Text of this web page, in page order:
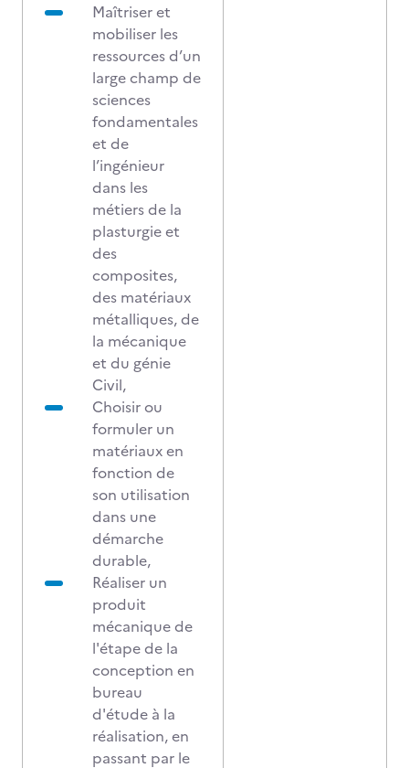
Maîtriser et
mobiliser les
ressources d’un
large champ de
sciences
fondamentales
et de
l’ingénieur
dans les
métiers de la
plasturgie et
des
composites,
des matériaux
métalliques, de
la mécanique
et du génie
Civil,
Choisir ou
formuler un
matériaux en
fonction de
son utilisation
dans une
démarche
durable,
Réaliser un
produit
mécanique de
l'étape de la
conception en
bureau
d'étude à la
réalisation, en
passant par le